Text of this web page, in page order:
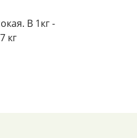
В 1кг -
кг